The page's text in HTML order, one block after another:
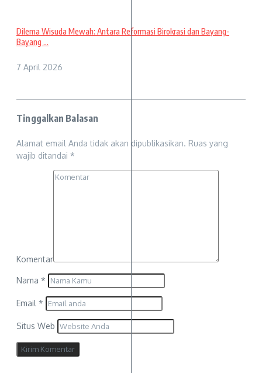
Dilema Wisuda Mewah: Antara Reformasi Birokrasi dan Bayang-
Bayang ...
7 April 2026
Tinggalkan Balasan
Alamat email Anda tidak akan dipublikasikan. Ruas yang
wajib ditandai *
Komentar
Nama *
Email *
Situs Web